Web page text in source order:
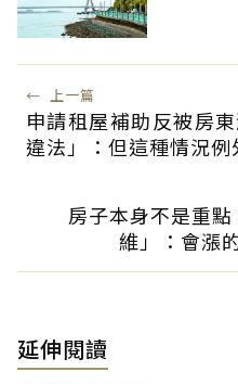
← 上一篇
申請租屋補助反被房
違法」：但這種情況例
房子本身不是重
維」：會漲
延伸閱讀